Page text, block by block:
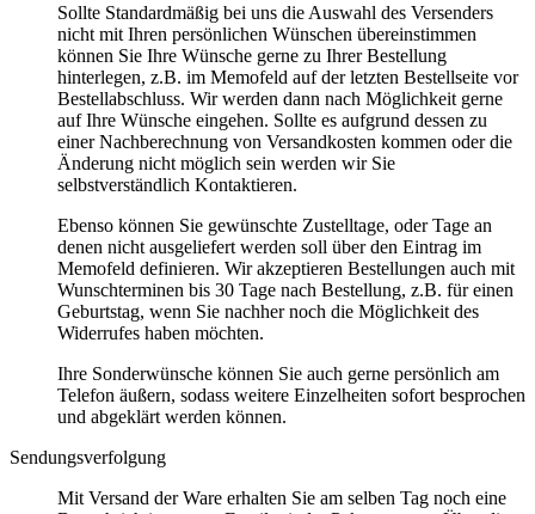
Sollte Standardmäßig bei uns die Auswahl des Versenders
nicht mit Ihren persönlichen Wünschen übereinstimmen
können Sie Ihre Wünsche gerne zu Ihrer Bestellung
hinterlegen, z.B. im Memofeld auf der letzten Bestellseite vor
Bestellabschluss. Wir werden dann nach Möglichkeit gerne
auf Ihre Wünsche eingehen. Sollte es aufgrund dessen zu
einer Nachberechnung von Versandkosten kommen oder die
Änderung nicht möglich sein werden wir Sie
selbstverständlich Kontaktieren.
Ebenso können Sie gewünschte Zustelltage, oder Tage an
denen nicht ausgeliefert werden soll über den Eintrag im
Memofeld definieren. Wir akzeptieren Bestellungen auch mit
Wunschterminen bis 30 Tage nach Bestellung, z.B. für einen
Geburtstag, wenn Sie nachher noch die Möglichkeit des
Widerrufes haben möchten.
Ihre Sonderwünsche können Sie auch gerne persönlich am
Telefon äußern, sodass weitere Einzelheiten sofort besprochen
und abgeklärt werden können.
Sendungsverfolgung
Mit Versand der Ware erhalten Sie am selben Tag noch eine